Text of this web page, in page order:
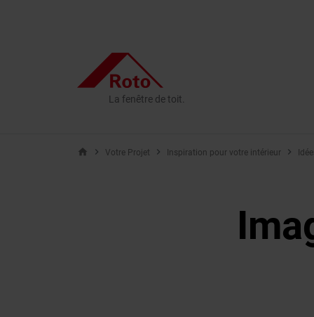
La fenêtre de toit.
home Votre Projet Inspiration pour votre intérieur